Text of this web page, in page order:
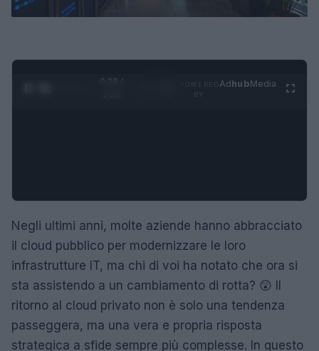
0:29 /
AdhubMedia
Negli ultimi anni, molte aziende hanno abbracciato
il cloud pubblico per modernizzare le loro
infrastrutture IT, ma chi di voi ha notato che ora si
sta assistendo a un cambiamento di rotta? 😲 Il
ritorno al cloud privato non è solo una tendenza
passeggera, ma una vera e propria risposta
strategica a sfide sempre più complesse. In questo